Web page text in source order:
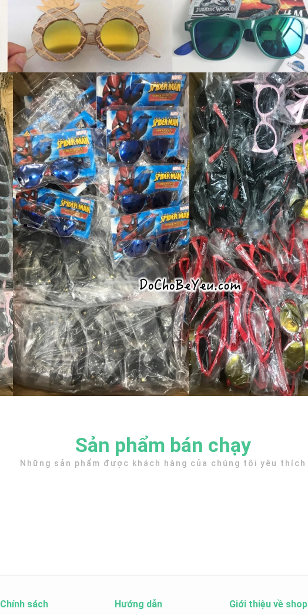
Sản phẩm bán chạy
Những sản phẩm được khách hàng của chúng tôi yêu thích
Chính sách Hướng dẫn Giới thiệu về shop